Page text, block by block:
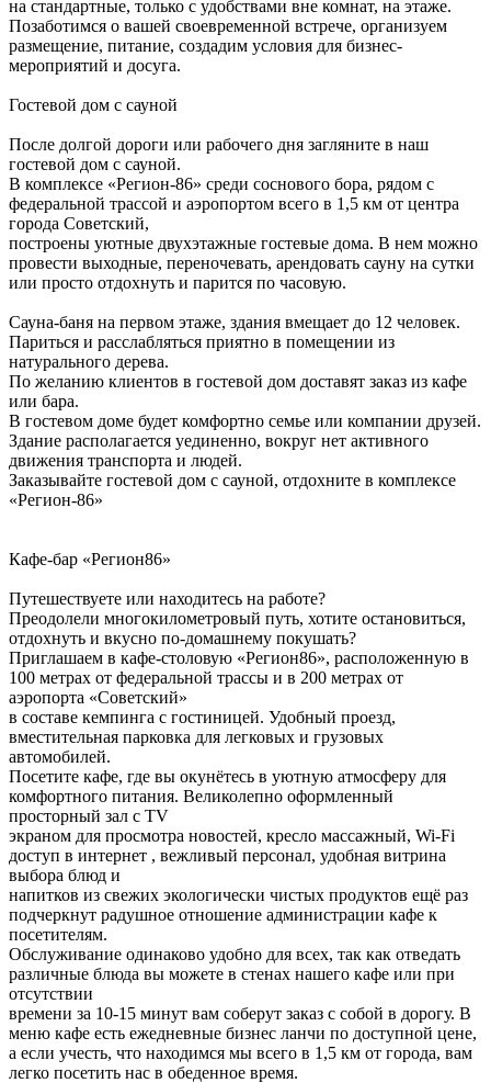
на стандартные, только с удобствами вне комнат, на этаже.
Позаботимся о вашей своевременной встрече, организуем
размещение, питание, создадим условия для бизнес-
мероприятий и досуга.
Гостевой дом с сауной
После долгой дороги или рабочего дня загляните в наш
гостевой дом с сауной.
В комплексе «Регион-86» среди соснового бора, рядом с
федеральной трассой и аэропортом всего в 1,5 км от центра
города Советский,
построены уютные двухэтажные гостевые дома. В нем можно
провести выходные, переночевать, арендовать сауну на сутки
или просто отдохнуть и парится по часовую.
Сауна-баня на первом этаже, здания вмещает до 12 человек.
Париться и расслабляться приятно в помещении из
натурального дерева.
По желанию клиентов в гостевой дом доставят заказ из кафе
или бара.
В гостевом доме будет комфортно семье или компании друзей.
Здание располагается уединенно, вокруг нет активного
движения транспорта и людей.
Заказывайте гостевой дом с сауной, отдохните в комплексе
«Регион-86»
Кафе-бар «Регион86»
Путешествуете или находитесь на работе?
Преодолели многокилометровый путь, хотите остановиться,
отдохнуть и вкусно по-домашнему покушать?
Приглашаем в кафе-столовую «Регион86», расположенную в
100 метрах от федеральной трассы и в 200 метрах от
аэропорта «Советский»
в составе кемпинга с гостиницей. Удобный проезд,
вместительная парковка для легковых и грузовых
автомобилей.
Посетите кафе, где вы окунётесь в уютную атмосферу для
комфортного питания. Великолепно оформленный
просторный зал с TV
экраном для просмотра новостей, кресло массажный, Wi-Fi
доступ в интернет , вежливый персонал, удобная витрина
выбора блюд и
напитков из свежих экологически чистых продуктов ещё раз
подчеркнут радушное отношение администрации кафе к
посетителям.
Обслуживание одинаково удобно для всех, так как отведать
различные блюда вы можете в стенах нашего кафе или при
отсутствии
времени за 10-15 минут вам соберут заказ с собой в дорогу. В
меню кафе есть ежедневные бизнес ланчи по доступной цене,
а если учесть, что находимся мы всего в 1,5 км от города, вам
легко посетить нас в обеденное время.